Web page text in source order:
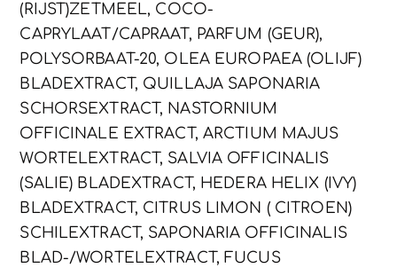
(RIJST)ZETMEEL, COCO-
CAPRYLAAT/CAPRAAT, PARFUM (GEUR),
POLYSORBAAT-20, OLEA EUROPAEA (OLIJF)
BLADEXTRACT, QUILLAJA SAPONARIA
SCHORSEXTRACT, NASTORNIUM
OFFICINALE EXTRACT, ARCTIUM MAJUS
WORTELEXTRACT, SALVIA OFFICINALIS
(SALIE) BLADEXTRACT, HEDERA HELIX (IVY)
BLADEXTRACT, CITRUS LIMON ( CITROEN)
SCHILEXTRACT, SAPONARIA OFFICINALIS
BLAD-/WORTELEXTRACT, FUCUS